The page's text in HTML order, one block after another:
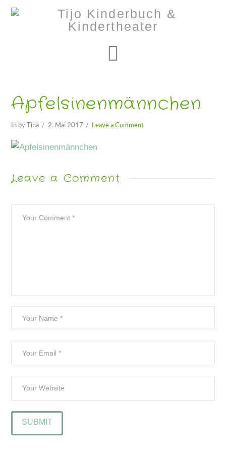
Apfelsinenmännchen
In by Tina 2. Mai 2017 Leave a Comment
Leave a Comment